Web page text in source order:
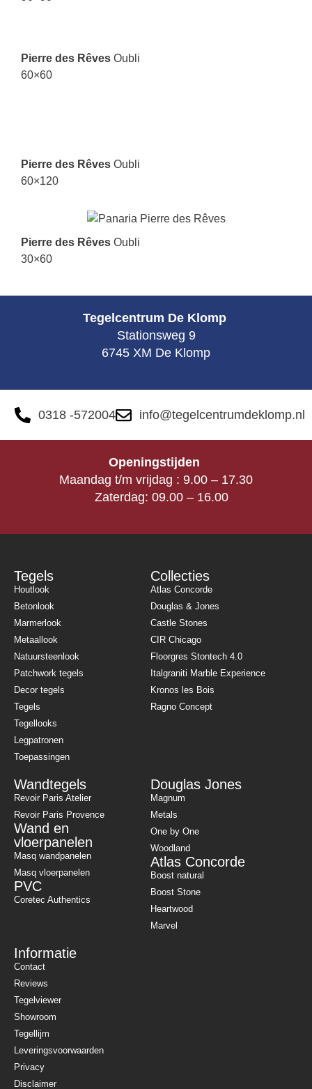
Pierre des Rêves Oubli
60×60
Pierre des Rêves Oubli
60×120
Pierre des Rêves Oubli
30×60
Tegelcentrum De Klomp
Stationsweg 9
6745 XM De Klomp
0318 -572004 info@tegelcentrumdeklomp.nl
Openingstijden
Maandag t/m vrijdag : 9.00 – 17.30
Zaterdag: 09.00 – 16.00
Tegels
Houtlook
Betonlook
Marmerlook
Metaallook
Natuursteenlook
Patchwork tegels
Decor tegels
Tegels
Tegellooks
Legpatronen
Toepassingen
Collecties
Atlas Concorde
Douglas & Jones
Castle Stones
CIR Chicago
Floorgres Stontech 4.0
Italgraniti Marble Experience
Kronos les Bois
Ragno Concept
Wandtegels
Revoir Paris Atelier
Revoir Paris Provence
Wand en
vloerpanelen
Masq wandpanelen
Masq vloerpanelen
PVC
Coretec Authentics
Douglas Jones
Magnum
Metals
One by One
Woodland
Atlas Concorde
Boost natural
Boost Stone
Heartwood
Marvel
Informatie
Contact
Reviews
Tegelviewer
Showroom
Tegellijm
Leveringsvoorwaarden
Privacy
Disclaimer